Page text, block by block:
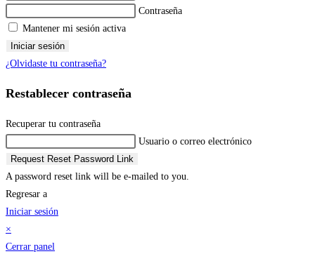
Contraseña
Mantener mi sesión activa
Iniciar sesión
¿Olvidaste tu contraseña?
Restablecer contraseña
Recuperar tu contraseña
Usuario o correo electrónico
Request Reset Password Link
A password reset link will be e-mailed to you.
Regresar a
Iniciar sesión
×
Cerrar panel